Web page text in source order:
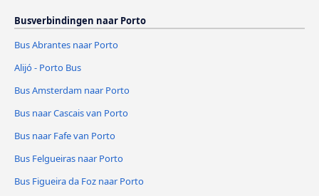
Busverbindingen naar Porto
Bus Abrantes naar Porto
Alijó - Porto Bus
Bus Amsterdam naar Porto
Bus naar Cascais van Porto
Bus naar Fafe van Porto
Bus Felgueiras naar Porto
Bus Figueira da Foz naar Porto